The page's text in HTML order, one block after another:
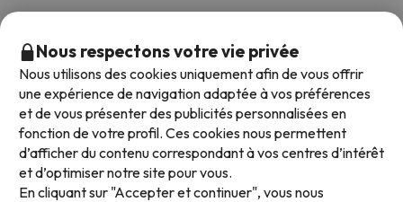
Modes de paiement disponibles
Nous respectons votre vie privée
Nous utilisons des cookies uniquement afin de vous offrir
une expérience de navigation adaptée à vos préférences
et de vous présenter des publicités personnalisées en
fonction de votre profil. Ces cookies nous permettent
d’afficher du contenu correspondant à vos centres d’intérêt
et d’optimiser notre site pour vous.
En cliquant sur "Accepter et continuer", vous nous